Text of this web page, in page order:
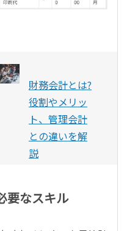
財務会計とは?
役割やメリッ
ト、管理会計
との違いを解
説
要なスキル